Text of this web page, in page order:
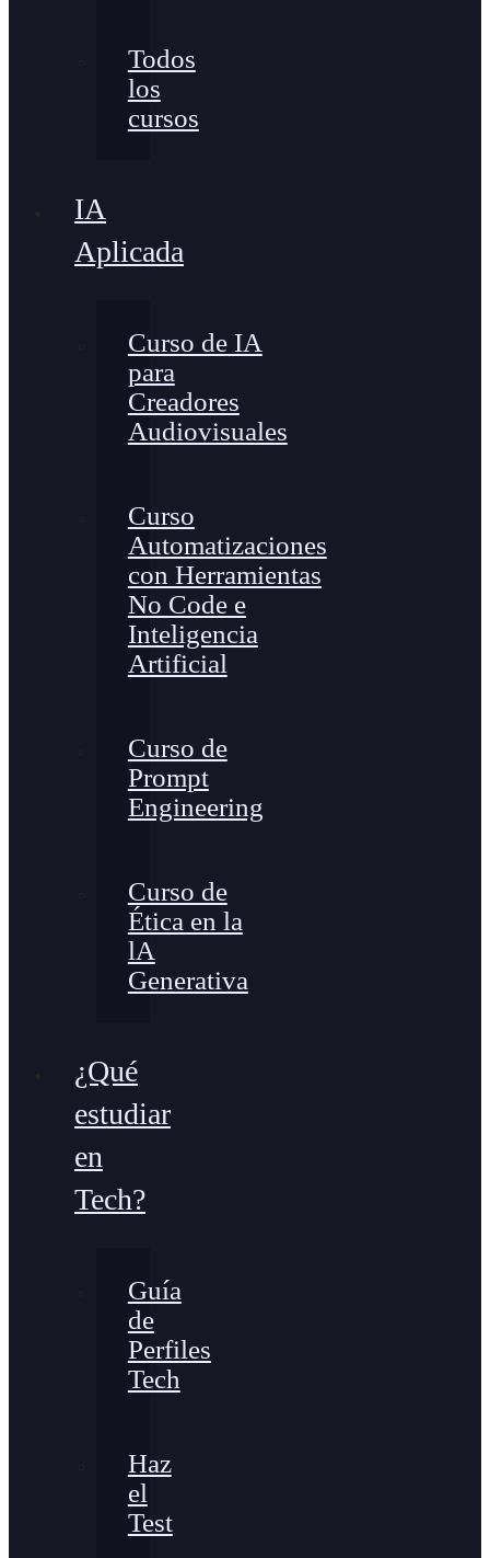
Todos
los
cursos
IA
Aplicada
Curso de IA
para
Creadores
Audiovisuales
Curso
Automatizaciones
con Herramientas
No Code e
Inteligencia
Artificial
Curso de
Prompt
Engineering
Curso de
Ética en la
lA
Generativa
¿Qué
estudiar
en
Tech?
Guía
de
Perfiles
Tech
Haz
el
Test